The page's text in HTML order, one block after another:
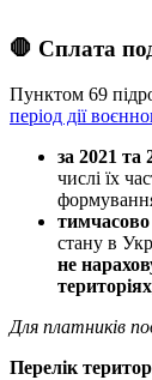
🛑 Сплата
Пунктом 69
період дії
за 2021 та
числі їх
тимчасово
стану в
не
Для платників
Перелік